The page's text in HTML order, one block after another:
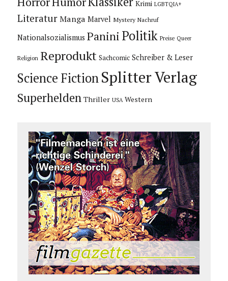
Krimi LGBTQIA+
Literatur Manga Marvel Mystery Nachruf
Nationalsozialismus Panini Politik Preise Queer
Religion Reprodukt Sachcomic Schreiber & Leser
Science Fiction Splitter Verlag
Superhelden Thriller USA Western